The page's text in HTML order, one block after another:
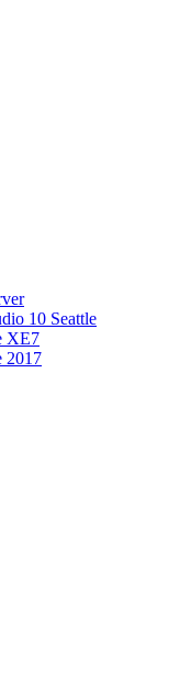
10 Seattle
XE7
2017